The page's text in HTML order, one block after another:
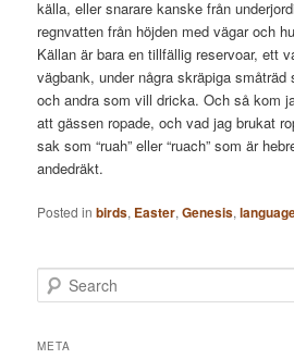
källa, eller snarare kanske från
regnvatten från höjden med vägar och
Källan är bara en tillfällig reservoar, ett
vägbank, under några skräpiga
och andra som vill dricka. Och så kom
att gässen ropade, och vad jag brukat
sak som “ruah” eller “ruach” som är
andedräkt.
Posted in birds, Easter,Genesis,
e
rMETA